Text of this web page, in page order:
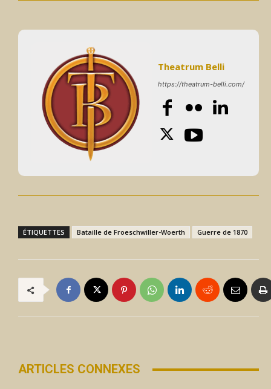
Theatrum Belli
https://theatrum-belli.com/
ÉTIQUETTES Bataille de Froeschwiller-Woerth Guerre de 1870
ARTICLES CONNEXES